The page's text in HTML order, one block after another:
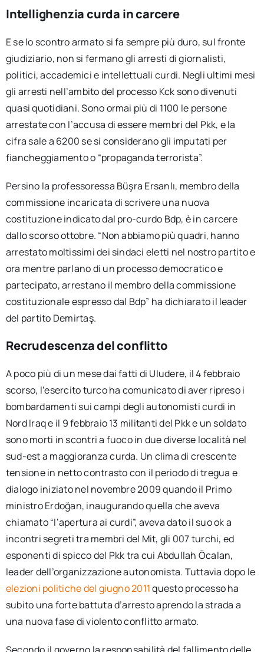
Intellighenzia curda in carcere
E se lo scontro armato si fa sempre più duro, sul fronte
giudiziario, non si fermano gli arresti di giornalisti,
politici, accademici e intellettuali curdi. Negli ultimi mesi
gli arresti nell’ambito del processo Kck sono divenuti
quasi quotidiani. Sono ormai più di 1100 le persone
arrestate con l’accusa di essere membri del Pkk, e la
cifra sale a 6200 se si considerano gli imputati per
fiancheggiamento o “propaganda terrorista”.
Persino la professoressa Büşra Ersanlı, membro della
commissione incaricata di scrivere una nuova
costituzione indicato dal pro-curdo Bdp, è in carcere
dallo scorso ottobre. “Non abbiamo più quadri, hanno
arrestato moltissimi dei sindaci eletti nel nostro partito e
ora mentre parlano di un processo democratico e
partecipato, arrestano il membro della commissione
costituzionale espresso dal Bdp” ha dichiarato il leader
del partito Demirtaş.
Recrudescenza del conflitto
A poco più di un mese dai fatti di Uludere, il 4 febbraio
scorso, l’esercito turco ha comunicato di aver ripreso i
bombardamenti sui campi degli autonomisti curdi in
Nord Iraq e il 9 febbraio 13 militanti del Pkk e un soldato
sono morti in scontri a fuoco in due diverse località nel
sud-est a maggioranza curda. Un clima di crescente
tensione in netto contrasto con il periodo di tregua e
dialogo iniziato nel novembre 2009 quando il Primo
ministro Erdoğan, inaugurando quella che aveva
chiamato “l’apertura ai curdi”, aveva dato il suo ok a
incontri segreti tra membri del Mit, gli 007 turchi, ed
esponenti di spicco del Pkk tra cui Abdullah Öcalan,
leader dell’organizzazione autonomista. Tuttavia dopo le
elezioni politiche del giugno 2011questo processo ha
subito una forte battuta d’arresto aprendo la strada a
una nuova fase di violento conflitto armato.